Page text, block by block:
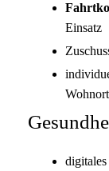
Einsatz